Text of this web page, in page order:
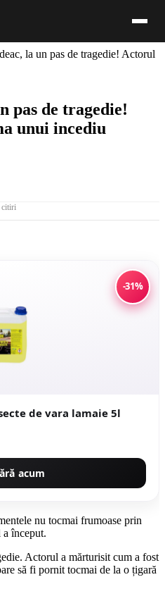
la un pas de tragedie! Actorul
pas de tragedie!
unui incediu
citiri
-31%
de vara lamaie 5l
acum
nu tocmai frumoase prin
a început.
Actorul a mărturisit cum a fost
să fi pornit tocmai de la o țigară